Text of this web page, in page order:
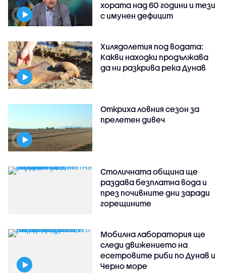
хората над 60 години и тези
с имунен дефицит
Хилядолетия под водата:
Какви находки продължава
да ни разкрива река Дунав
Откриха ловния сезон за
прелетен дивеч
Столичната община ще
раздава безплатна вода и
през почивните дни заради
горещините
Мобилна лаборатория ще
следи движението на
есетровите риби по Дунав и
Черно море